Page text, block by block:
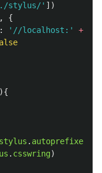
./stylus/' ])
,
{
: ' //localhost: ' +
){
stylus . autoprefixer
. csswring)